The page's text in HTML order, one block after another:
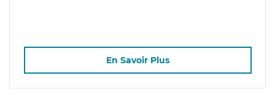
En Savoir Plus